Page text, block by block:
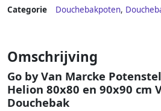
Categorie Douchebakpoten,
Omschrijving
Go by Van Marcke
Helion 80x80 en 90x90 cm
Douchebak